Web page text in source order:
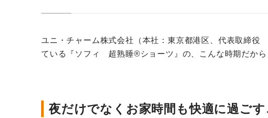
ユニ・チャーム株式会社（本社：東京都港区、代表取締役
ている『ソフィ 超熟睡®ショーツ』の、こんな時期だから
夜だけでなくお家時間も快適に過ご